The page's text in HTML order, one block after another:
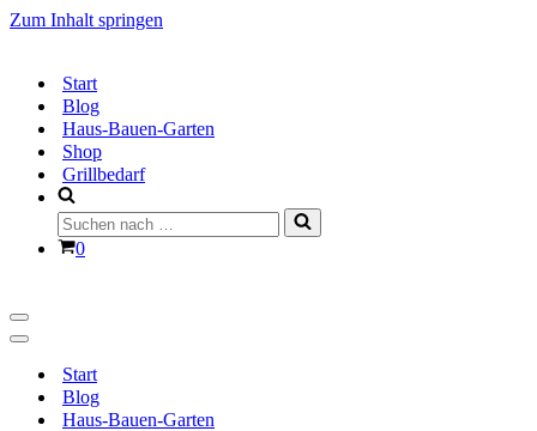
Zum Inhalt springen
Start
Blog
Haus-Bauen-Garten
Shop
Grillbedarf
Suchen
nach …
Warenkorb
0
Navigationsmenü
Navigationsmenü
Start
Blog
Haus-Bauen-Garten